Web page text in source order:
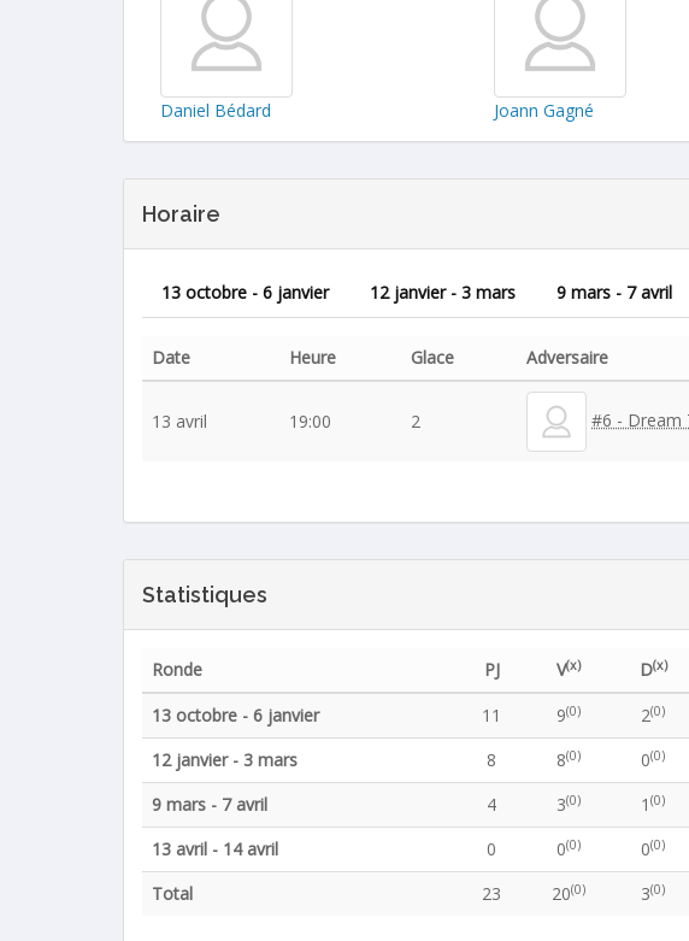
Daniel Bédard Joann Gagné
Horaire
13 octobre - 6 janvier 12 janvier - 3 mars 9 mars - 7 avril
Date Heure Glace Adversaire
13 avril 19:00 2 #6 - Dream
Statistiques
Ronde PJ V(x) D(x)
13 octobre - 6 janvier
11 9(0) 2(0)
12 janvier - 3 mars
8 8(0) 0(0)
9 mars - 7 avril
4 3(0) 1 (0)
13 avril - 14 avril
0 0(0) 0(0)
Total
23 20(0) 3(0)